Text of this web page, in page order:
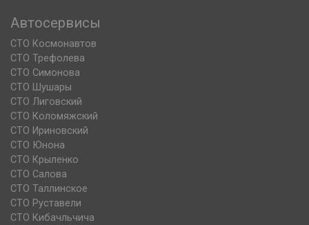
Автосервисы
СТО Космонавтов
СТО Трефолева
СТО Симонова
СТО Шушары
СТО Лиговский
СТО Коломяжский
СТО Ириновский
СТО Юнона
СТО Крыленко
СТО Салова
СТО Таллинское
СТО Руставели
СТО Кибачльчича